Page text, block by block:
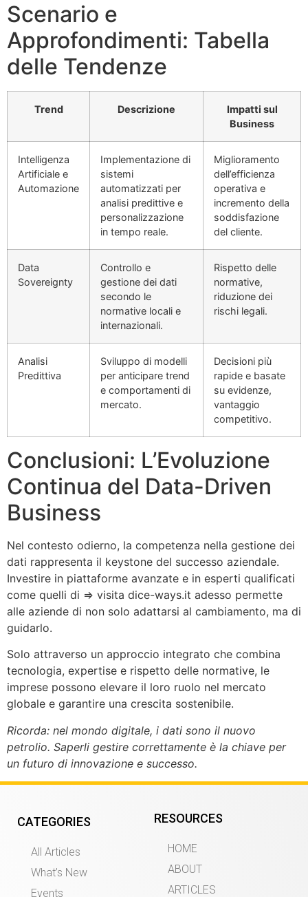
Scenario e
Approfondimenti: Tabella
delle Tendenze
Trend Descrizione
Impatti sul
Business
Intelligenza
Artificiale e
Automazione
Implementazione di
sistemi
automatizzati per
analisi predittive e
personalizzazione
in tempo reale.
Miglioramento
dell’efficienza
operativa e
incremento della
soddisfazione
del cliente.
Data
Sovereignty
Controllo e
gestione dei dati
secondo le
normative locali e
internazionali.
Rispetto delle
normative,
riduzione dei
rischi legali.
Analisi
Predittiva
Sviluppo di modelli
per anticipare trend
e comportamenti di
mercato.
Decisioni più
rapide e basate
su evidenze,
vantaggio
competitivo.
Conclusioni: L’Evoluzione
Continua del Data-Driven
Business
Nel contesto odierno, la competenza nella gestione dei
dati rappresenta il keystone del successo aziendale.
Investire in piattaforme avanzate e in esperti qualificati
come quelli di => visita dice-ways.it adesso permette
alle aziende di non solo adattarsi al cambiamento, ma di
guidarlo.
Solo attraverso un approccio integrato che combina
tecnologia, expertise e rispetto delle normative, le
imprese possono elevare il loro ruolo nel mercato
globale e garantire una crescita sostenibile.
Ricorda: nel mondo digitale, i dati sono il nuovo
petrolio. Saperli gestire correttamente è la chiave per
un futuro di innovazione e successo.
CATEGORIES
All Articles
What’s New
Events
RESOURCES
HOME
ABOUT
ARTICLES